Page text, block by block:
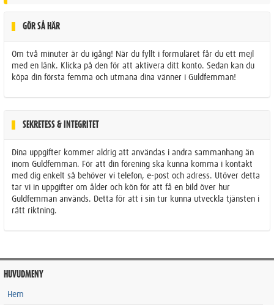
GÖR SÅ HÄR
Om två minuter är du igång! När du fyllt i formuläret får du ett mejl
med en länk. Klicka på den för att aktivera ditt konto. Sedan kan du
köpa din första femma och utmana dina vänner i Guldfemman!
SEKRETESS & INTEGRITET
Dina uppgifter kommer aldrig att användas i andra sammanhang än
inom Guldfemman. För att din förening ska kunna komma i kontakt
med dig enkelt så behöver vi telefon, e-post och adress. Utöver detta
tar vi in uppgifter om ålder och kön för att få en bild över hur
Guldfemman används. Detta för att i sin tur kunna utveckla tjänsten i
rätt riktning.
HUVUDMENY
Hem